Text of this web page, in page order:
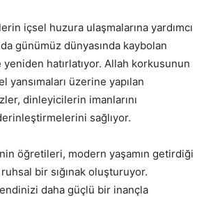
içsel huzura ulaşmalarına yardımcı
günümüz dünyasında kaybolan
hatırlatıyor. Allah korkusunun
yansımaları üzerine yapılan
dinleyicilerin imanlarını
sağlıyor.
öğretileri, modern yaşamın getirdiği
bir sığınak oluşturuyor.
daha güçlü bir inançla